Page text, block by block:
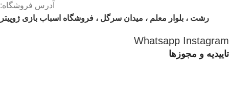
آدرس فروشگاه:
رشت ، بلوار معلم ، میدان سرگل ، فروشگاه اسباب بازی ژوپیتر
Whatsapp Instagram
تاییدیه و مجوزها